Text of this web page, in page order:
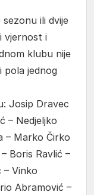
ili dvije
vjernost i
klubu nije
jednog
Josip Dravec
– Nedjeljko
– Marko Čirko
Boris Ravlić –
– Vinko
Abramović –